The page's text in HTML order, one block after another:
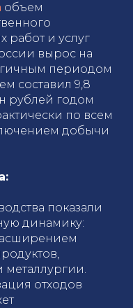
объем
работ и услуг
вырос на
периодом
составил 9,8
рублей годом
по всем
добычи
показали
динамику:
металлургии.
отходов